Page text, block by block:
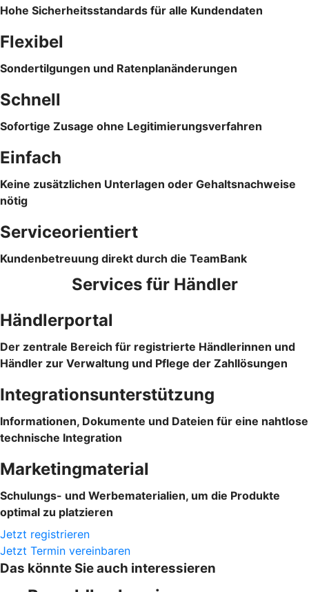
Hohe Sicherheitsstandards für alle Kundendaten
Flexibel
Sondertilgungen und Ratenplanänderungen
Schnell
Sofortige Zusage ohne Legitimierungsverfahren
Einfach
Keine zusätzlichen Unterlagen oder Gehaltsnachweise
nötig
Serviceorientiert
Kundenbetreuung direkt durch die TeamBank
Services für Händler
Händlerportal
Der zentrale Bereich für registrierte Händlerinnen und
Händler zur Verwaltung und Pflege der Zahllösungen
Integrationsunterstützung
Informationen, Dokumente und Dateien für eine nahtlose
technische Integration
Marketingmaterial
Schulungs- und Werbematerialien, um die Produkte
optimal zu platzieren
Jetzt registrieren
Jetzt Termin vereinbaren
Das könnte Sie auch interessieren